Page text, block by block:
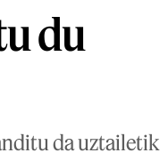
du
da uztailetik